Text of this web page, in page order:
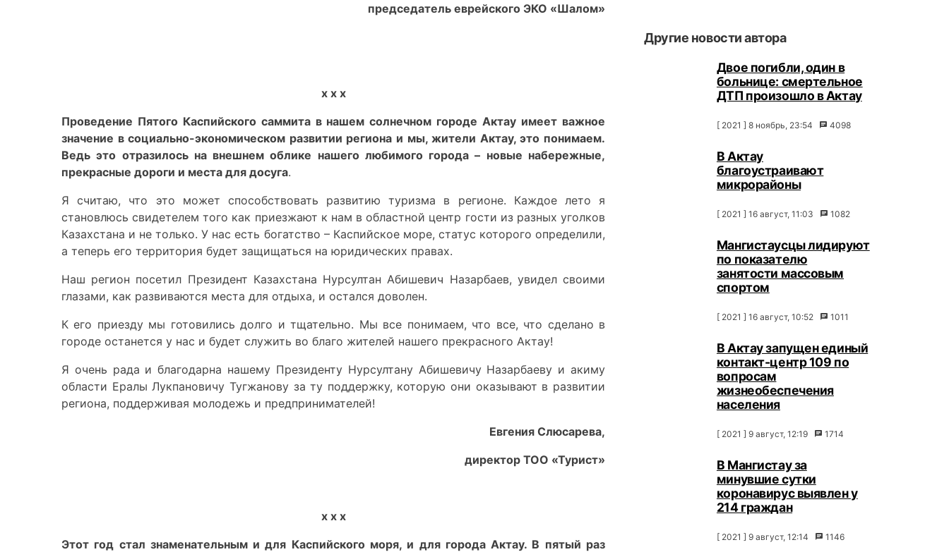
председатель еврейского ЭКО «Шалом»
х х х
Проведение Пятого Каспийского саммита в нашем солнечном городе Актау имеет важное
значение в социально-экономическом развитии региона и мы, жители Актау, это понимаем.
Ведь это отразилось на внешнем облике нашего любимого города – новые набережные,
прекрасные дороги и места для досуга.
Я считаю, что это может способствовать развитию туризма в регионе. Каждое лето я
становлюсь свидетелем того как приезжают к нам в областной центр гости из разных уголков
Казахстана и не только. У нас есть богатство – Каспийское море, статус которого определили,
а теперь его территория будет защищаться на юридических правах.
Наш регион посетил Президент Казахстана Нурсултан Абишевич Назарбаев, увидел своими
глазами, как развиваются места для отдыха, и остался доволен.
К его приезду мы готовились долго и тщательно. Мы все понимаем, что все, что сделано в
городе останется у нас и будет служить во благо жителей нашего прекрасного Актау!
Я очень рада и благодарна нашему Президенту Нурсултану Абишевичу Назарбаеву и акиму
области Ералы Лукпановичу Тугжанову за ту поддержку, которую они оказывают в развитии
региона, поддерживая молодежь и предпринимателей!
Евгения Слюсарева,
директор ТОО «Турист»
х х х
Этот год стал знаменательным и для Каспийского моря, и для города Актау. В пятый раз
Другие новости автора
Двое погибли, один в
больнице: смертельное
ДТП произошло в Актау
[ 2021 ] 8 ноябрь, 23:54 4098
В Актау
благоустраивают
микрорайоны
[ 2021 ] 16 август, 11:03 1082
Мангистаусцы лидируют
по показателю
занятости массовым
спортом
[ 2021 ] 16 август, 10:52 1011
В Актау запущен единый
контакт-центр 109 по
вопросам
жизнеобеспечения
населения
[ 2021 ] 9 август, 12:19 1714
В Мангистау за
минувшие сутки
коронавирус выявлен у
214 граждан
[ 2021 ] 9 август, 12:14 1146